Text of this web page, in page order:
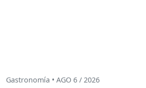
Gastronomía • AGO 6 / 2026